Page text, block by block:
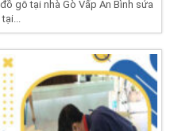
gỗ tại nhà Gò Vấp An Bình sửa